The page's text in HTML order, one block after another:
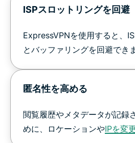
ISPスロットリングを回避
ExpressVPNを使用すると、
とバッファリングを回避でき
匿名性を高める
閲覧履歴やメタデータが記録
めに、ロケーションやIPを変